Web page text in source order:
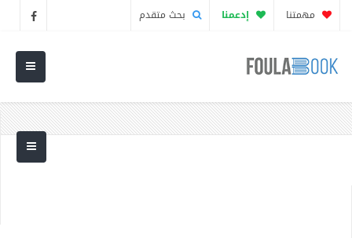
مهمتنا إدعمنا بحث متقدم